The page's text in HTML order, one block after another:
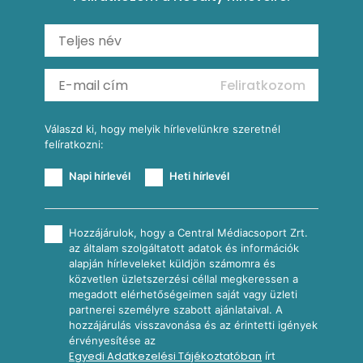
Ratatouille
Mexikói húsleves kukorica salsával
Almás-kéksajtos kukoricasaláta
Köretek
Reggeli receptek
Feliratkozom
Válaszd ki, hogy melyik hírlevelünkre szeretnél
felíratkozni:
Napi hírlevél Heti hírlevél
Hozzájárulok, hogy a Central Médiacsoport Zrt.
az általam szolgáltatott adatok és információk
alapján hírleveleket küldjön számomra és
közvetlen üzletszerzési céllal megkeressen a
megadott elérhetőségeimen saját vagy üzleti
partnerei személyre szabott ajánlataival. A
hozzájárulás visszavonása és az érintetti igények
érvényesítése az
Egyedi Adatkezelési Tájékoztatóban írt